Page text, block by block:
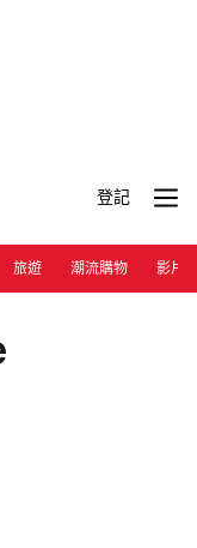
登記
旅遊 潮流購物 影片